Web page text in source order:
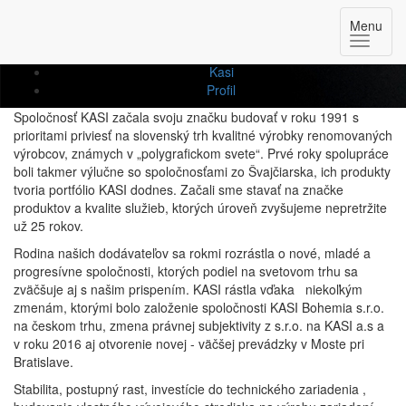
Menu
Kasi
Profil
Spoločnosť KASI začala svoju značku budovať v roku 1991 s
prioritami priviesť na slovenský trh kvalitné výrobky renomovaných
výrobcov, známych v „polygrafickom svete“. Prvé roky spolupráce
boli takmer výlučne so spoločnosťami zo Švajčiarska, ich produkty
tvoria portfólio KASI dodnes. Začali sme stavať na značke
produktov a kvalite služieb, ktorých úroveň zvyšujeme nepretržite
už 25 rokov.
Rodina našich dodávateľov sa rokmi rozrástla o nové, mladé a
progresívne spoločnosti, ktorých podiel na svetovom trhu sa
zväčšuje aj s našim prispením. KASI rástla vďaka niekoľkým
zmenám, ktorými bolo založenie spoločnosti KASI Bohemia s.r.o.
na českom trhu, zmena právnej subjektivity z s.r.o. na KASI a.s a
v roku 2016 aj otvorenie novej - väčšej prevádzky v Moste pri
Bratislave.
Stabilita, postupný rast, investície do technického zariadenia ,